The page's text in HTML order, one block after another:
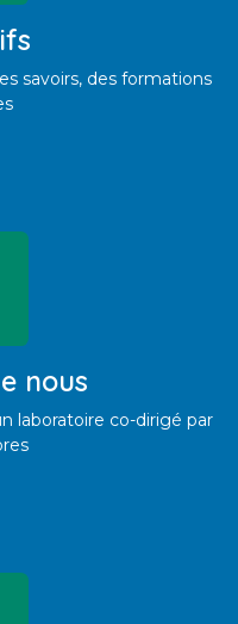
savoirs, des formations
nous
laboratoire co-dirigé par